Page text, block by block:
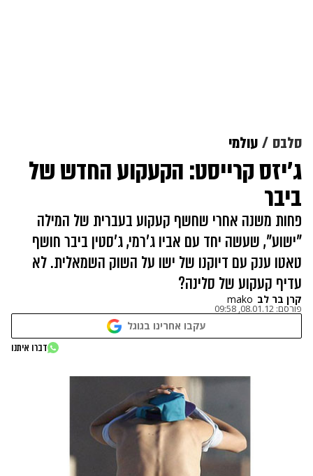
סלבס עולמי
ג'יזס קרייסט: הקעקוע החדש של
ביבר
פחות משנה אחרי שחשף קעקוע בעברית של המילה
"ישוע", שעשה יחד עם אביו ג'רמי, ג'סטין ביבר חושף
טאטו ענק עם דיוקנו של ישו על השוק השמאלית. לא
עדיף קעקוע של סלינה?
קרן בר לב mako
פורסם: 08.01.12, 09:58
עקבו אחרינו בגוגל
דברו איתנו